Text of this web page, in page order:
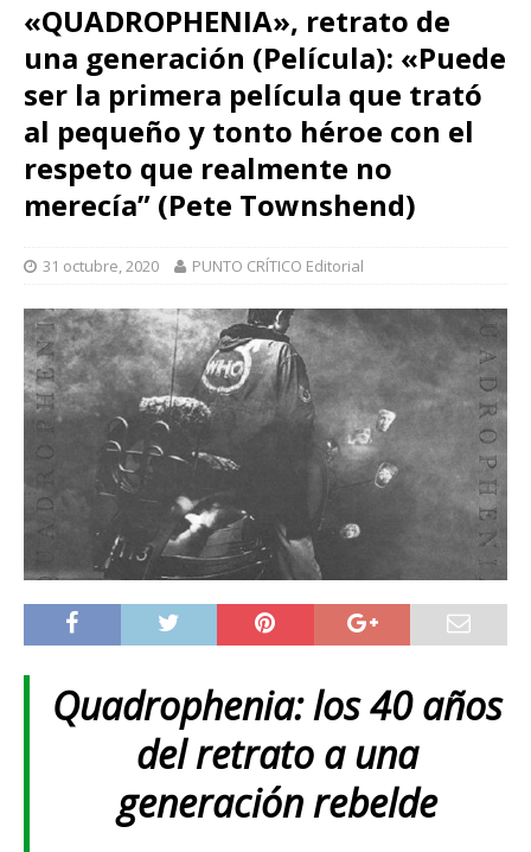
«QUADROPHENIA», retrato de
una generación (Película): «Puede
ser la primera película que trató
al pequeño y tonto héroe con el
respeto que realmente no
merecía” (Pete Townshend)
31 octubre, 2020 PUNTO CRÍTICO Editorial
Quadrophenia: los 40 años
del retrato a una
generación rebelde